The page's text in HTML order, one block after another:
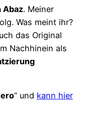
Abaz. Meiner
Was meint ihr?
das Original
Nachhinein als
“ und kann hier